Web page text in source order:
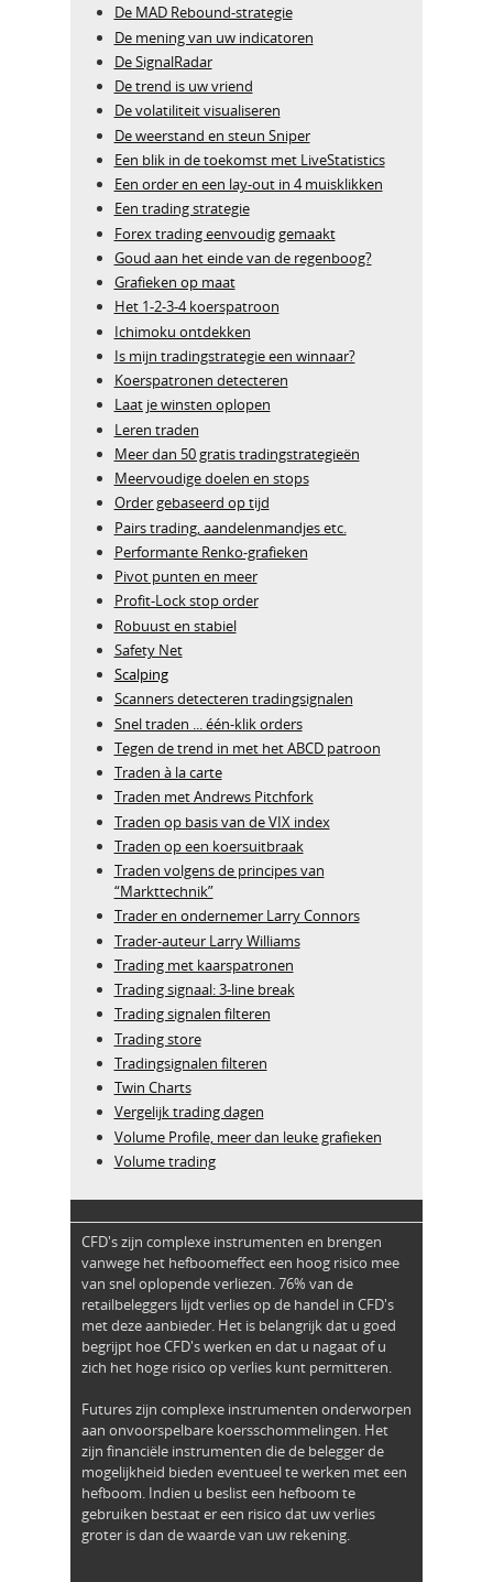
De MAD Rebound-strategie
De mening van uw indicatoren
De SignalRadar
De trend is uw vriend
De volatiliteit visualiseren
De weerstand en steun Sniper
Een blik in de toekomst met LiveStatistics
Een order en een lay-out in 4 muisklikken
Een trading strategie
Forex trading eenvoudig gemaakt
Goud aan het einde van de regenboog?
Grafieken op maat
Het 1-2-3-4 koerspatroon
Ichimoku ontdekken
Is mijn tradingstrategie een winnaar?
Koerspatronen detecteren
Laat je winsten oplopen
Leren traden
Meer dan 50 gratis tradingstrategieën
Meervoudige doelen en stops
Order gebaseerd op tijd
Pairs trading, aandelenmandjes etc.
Performante Renko-grafieken
Pivot punten en meer
Profit-Lock stop order
Robuust en stabiel
Safety Net
Scalping
Scanners detecteren tradingsignalen
Snel traden ... één-klik orders
Tegen de trend in met het ABCD patroon
Traden à la carte
Traden met Andrews Pitchfork
Traden op basis van de VIX index
Traden op een koersuitbraak
Traden volgens de principes van
“Markttechnik”
Trader en ondernemer Larry Connors
Trader-auteur Larry Williams
Trading met kaarspatronen
Trading signaal: 3-line break
Trading signalen filteren
Trading store
Tradingsignalen filteren
Twin Charts
Vergelijk trading dagen
Volume Profile, meer dan leuke grafieken
Volume trading
CFD's zijn complexe instrumenten en brengen
vanwege het hefboomeffect een hoog risico mee
van snel oplopende verliezen. 76% van de
retailbeleggers lijdt verlies op de handel in CFD's
met deze aanbieder. Het is belangrijk dat u goed
begrijpt hoe CFD's werken en dat u nagaat of u
zich het hoge risico op verlies kunt permitteren.
Futures zijn complexe instrumenten onderworpen
aan onvoorspelbare koersschommelingen. Het
zijn financiële instrumenten die de belegger de
mogelijkheid bieden eventueel te werken met een
hefboom. Indien u beslist een hefboom te
gebruiken bestaat er een risico dat uw verlies
groter is dan de waarde van uw rekening.